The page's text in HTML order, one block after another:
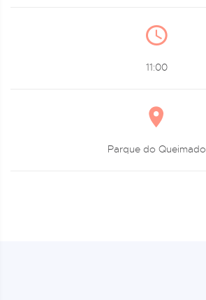
11:00
Parque do Queimado